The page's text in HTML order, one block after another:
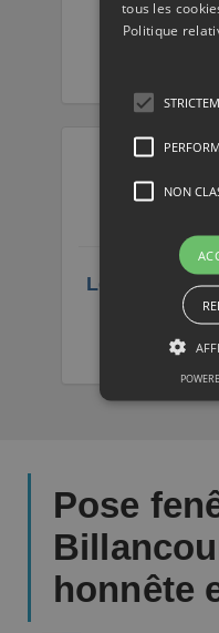
vitrier
Les raisons
Pose
honnête
tous les
Politique
NON